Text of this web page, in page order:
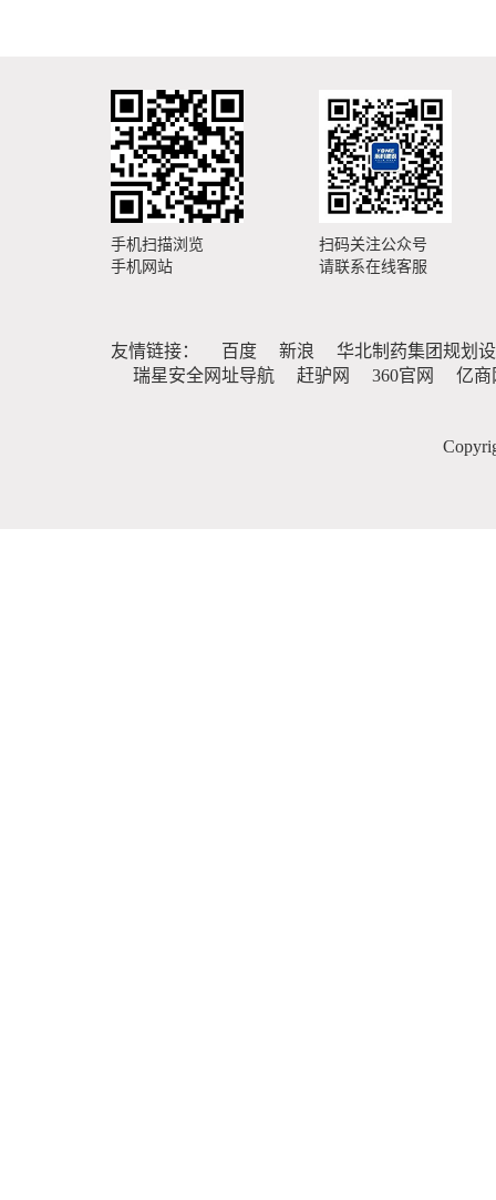
手机扫描浏览
手机网站
扫码关注公众号
请联系在线客服
友情链接： 百度 新浪
华北制药集团规划
瑞星安全网址导航
赶驴网 360官网 亿商